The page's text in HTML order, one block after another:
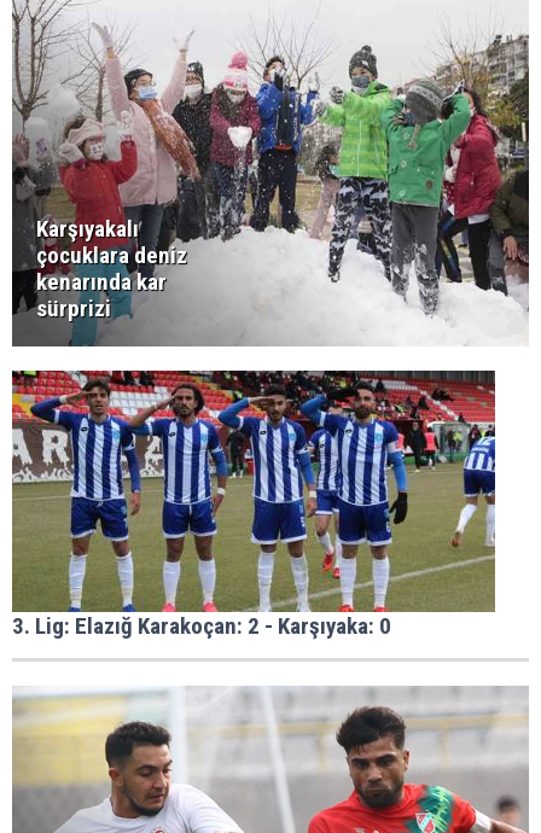
Karşıyakalı
çocuklara deniz
kenarında kar
sürprizi
3. Lig: Elazığ Karakoçan: 2 - Karşıyaka: 0